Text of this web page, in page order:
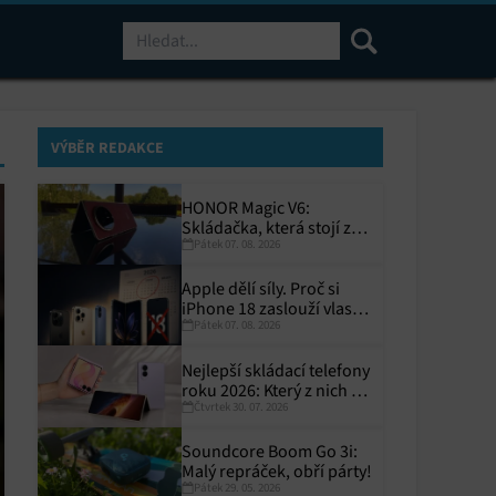
VÝBĚR REDAKCE
HONOR Magic V6:
Skládačka, která stojí za
toPátek 07. 08. 2026
Apple dělí síly. Proč si
iPhone 18 zaslouží vlastní
termín?
Pátek 07. 08. 2026
Nejlepší skládací telefony
roku 2026: Který z nich si
zaslouží místo ve vaší
Čtvrtek 30. 07. 2026
Soundcore Boom Go 3i:
Malý repráček, obří párty!
Pátek 29. 05. 2026